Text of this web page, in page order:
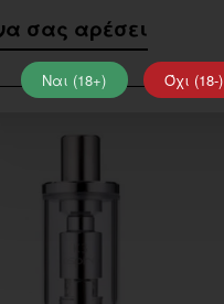
Ναι (18+) Όχι (18-)
σας αρέσει